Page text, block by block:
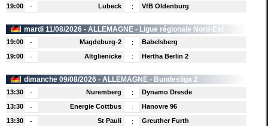
19:00 - Lubeck : VfB Oldenburg
mardi 11/08/2026 - ALLEMAGNE - Ligue régionale Nord-Est
19:00 - Magdeburg-2 :
Babelsberg
19:00
- Altglienicke : Hertha Berlin 2
dimanche 09/08/2026 - ALLEMAGNE - Bundesliga 2
13:30 - Nuremberg :
Dynamo Dresde
13:30
- Energie Cottbus :
Hanovre 96
13:30
- St Pauli : Greuther Furth